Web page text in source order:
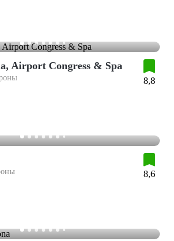
Airport Congress & Spa
8,8
8,6